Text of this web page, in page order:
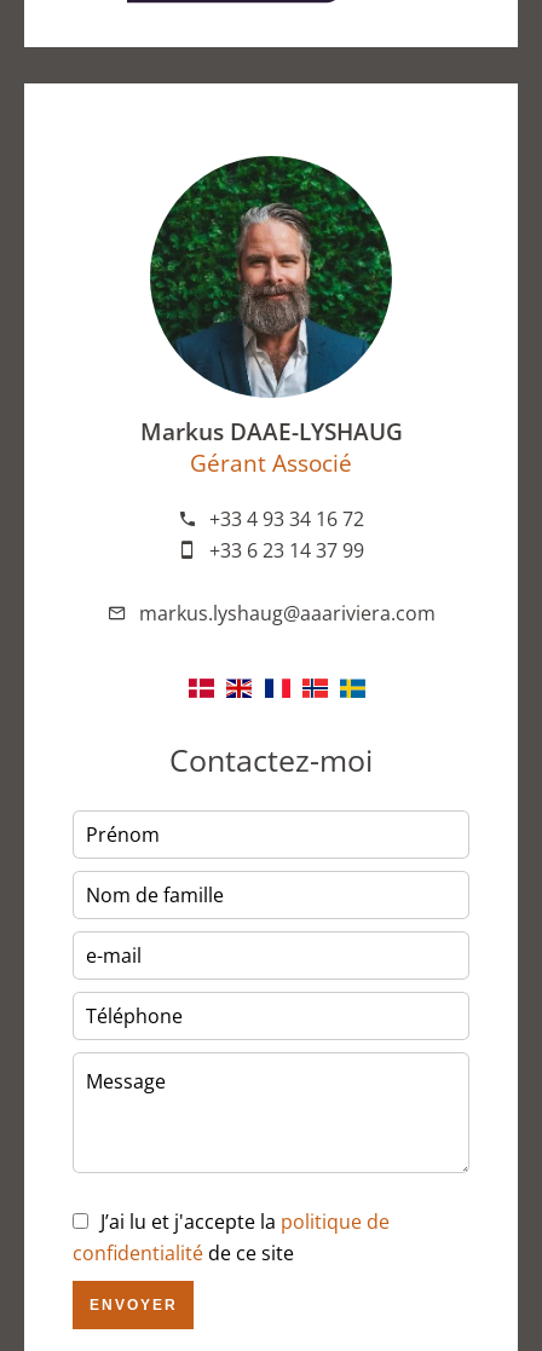
Markus DAAE-LYSHAUG
Gérant Associé
+33 4 93 34 16 72
+33 6 23 14 37 99
markus.lyshaug@aaariviera.com
Contactez-moi
J’ai lu et j'accepte la politique de
confidentialitéde ce site
ENVOYER